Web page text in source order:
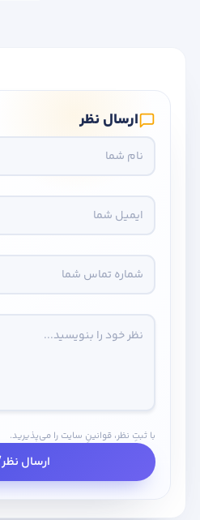
ارسال نظر
با ثبتِ نظر، قوانینِ سایت را می‌پذیرید.
ارسال نظر